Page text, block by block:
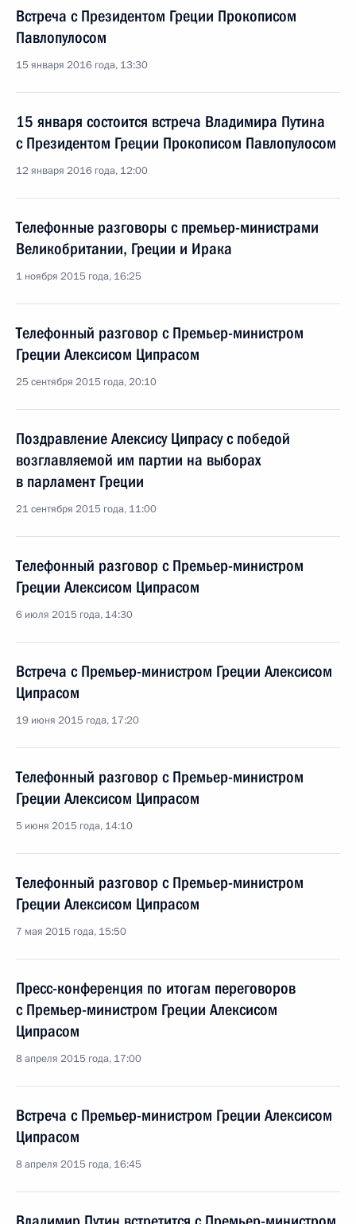
Встреча с Президентом Греции Прокописом
Павлопулосом
15 января 2016 года, 13:30
15 января состоится встреча Владимира Путина
с Президентом Греции Прокописом Павлопулосом
12 января 2016 года, 12:00
Телефонные разговоры с премьер-министрами
Великобритании, Греции и Ирака
1 ноября 2015 года, 16:25
Телефонный разговор с Премьер-министром
Греции Алексисом Ципрасом
25 сентября 2015 года, 20:10
Поздравление Алексису Ципрасу с победой
возглавляемой им партии на выборах
в парламент Греции
21 сентября 2015 года, 11:00
Телефонный разговор с Премьер-министром
Греции Алексисом Ципрасом
6 июля 2015 года, 14:30
Встреча с Премьер-министром Греции Алексисом
Ципрасом
19 июня 2015 года, 17:20
Телефонный разговор с Премьер-министром
Греции Алексисом Ципрасом
5 июня 2015 года, 14:10
Телефонный разговор с Премьер-министром
Греции Алексисом Ципрасом
7 мая 2015 года, 15:50
Пресс-конференция по итогам переговоров
с Премьер-министром Греции Алексисом
Ципрасом
8 апреля 2015 года, 17:00
Встреча с Премьер-министром Греции Алексисом
Ципрасом
8 апреля 2015 года, 16:45